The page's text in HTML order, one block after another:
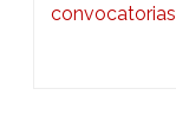
de
convocatorias